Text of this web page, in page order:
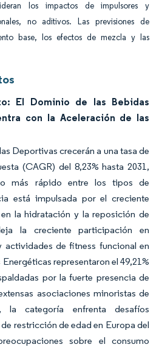
los impactos de impulsores y
no aditivos. Las previsiones de
base, los efectos de mezcla y las
El Dominio de las Bebidas
con la Aceleración de las
Deportivas crecerán a una tasa de
(CAGR) del 8,23% hasta 2031,
más rápido entre los tipos de
está impulsada por el creciente
la hidratación y la reposición de
la creciente participación en
actividades de fitness funcional en
representaron el 49,21%
por la fuerte presencia de
asociaciones minoristas de
la categoría enfrenta desafíos
restricción de edad en Europa del
sobre el consumo